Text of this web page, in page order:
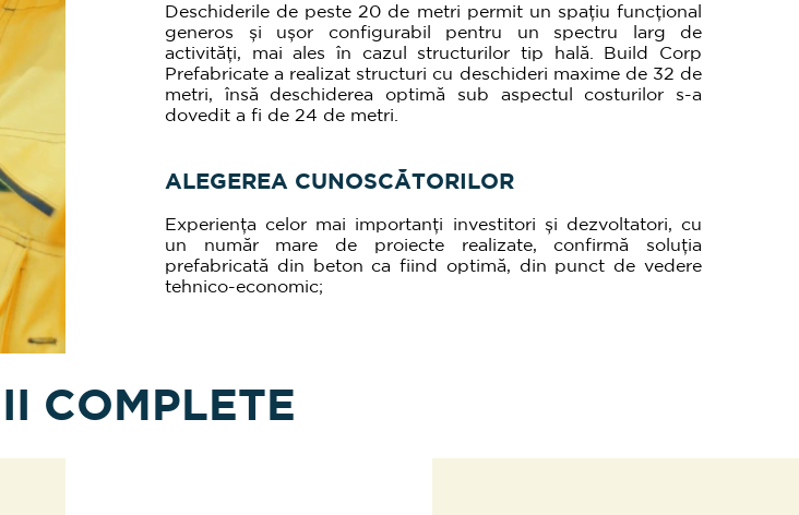
Deschiderile de peste 20 de metri permit un spațiu funcțional
generos și ușor configurabil pentru un spectru larg de
activități, mai ales în cazul structurilor tip hală. Build Corp
Prefabricate a realizat structuri cu deschideri maxime de 32 de
metri, însă deschiderea optimă sub aspectul costurilor s-a
dovedit a fi de 24 de metri.
ALEGEREA CUNOSCĂTORILOR
Experiența celor mai importanți investitori și dezvoltatori, cu
un număr mare de proiecte realizate, confirmă soluția
prefabricată din beton ca fiind optimă, din punct de vedere
tehnico-economic;
COMPLETE